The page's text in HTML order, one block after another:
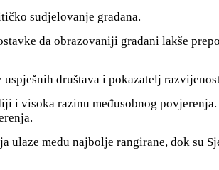
sudjelovanje građana.
da obrazovaniji građani lakše
društava i pokazatelj
visoka razinu međusobnog
među najbolje rangirane, dok su